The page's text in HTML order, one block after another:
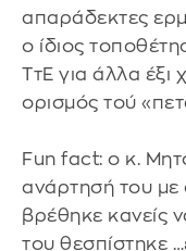
απαράδεκτες
ο ίδιος
ΤτΕ για άλλα έξι
ορισμός τού
Fun fact: ο κ.
ανάρτησή του
βρέθηκε κανείς
του θεσπίστηκε